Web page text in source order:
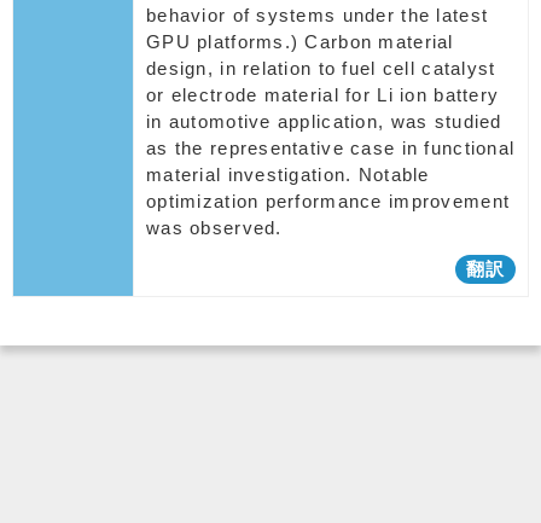
behavior of systems under the latest
GPU platforms.) Carbon material
design, in relation to fuel cell catalyst
or electrode material for Li ion battery
in automotive application, was studied
as the representative case in functional
material investigation. Notable
optimization performance improvement
was observed.
翻訳